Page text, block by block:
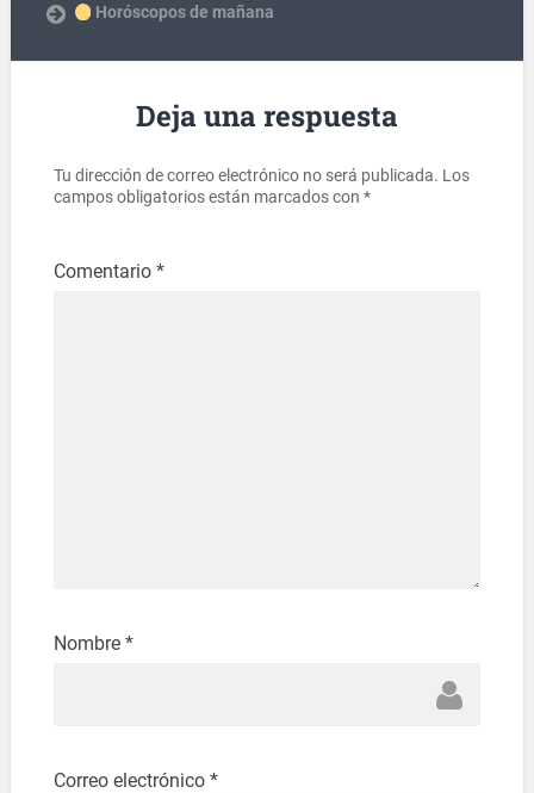
Horóscopos de mañana
Deja una respuesta
Tu dirección de correo electrónico no será publicada. Los
campos obligatorios están marcados con *
Comentario *
Nombre *
Correo electrónico *